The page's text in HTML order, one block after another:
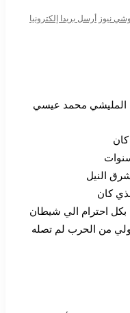
نيوز أرسل بريدا إلكترونيا
المليشي محمد عيسي
كان
بكل احترام الي شيطان
من الحرب لم تصله